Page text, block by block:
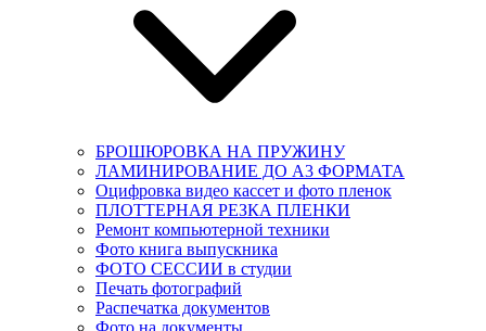
БРОШЮРОВКА НА ПРУЖИНУ
ЛАМИНИРОВАНИЕ ДО А3 ФОРМАТА
Оцифровка видео кассет и фото пленок
ПЛОТТЕРНАЯ РЕЗКА ПЛЕНКИ
Ремонт компьютерной техники
Фото книга выпускника
ФОТО СЕССИИ в студии
Печать фотографий
Распечатка документов
Фото на документы